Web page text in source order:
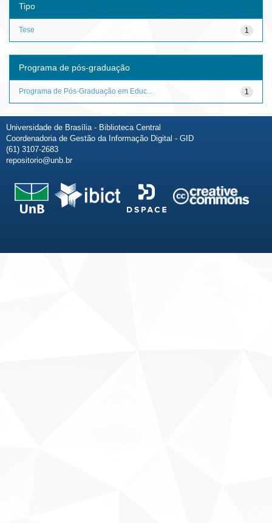
Tipo
1
Tese
Programa de pós-graduação
1
Programa de Pós-Graduação em Educ...
Universidade de Brasília - Biblioteca Central
Coordenadoria de Gestão da Informação Digital - GID
(61) 3107-2683
repositorio@unb.br